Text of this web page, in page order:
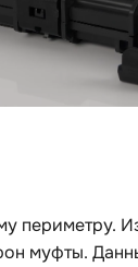
периметру.
муфты.